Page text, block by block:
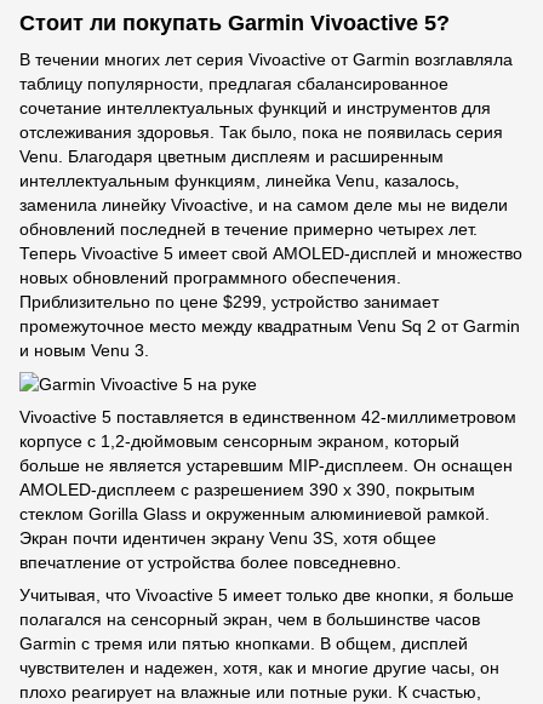
Стоит ли покупать Garmin Vivoactive 5?
В течении многих лет серия Vivoactive от Garmin возглавляла
таблицу популярности, предлагая сбалансированное
сочетание интеллектуальных функций и инструментов для
отслеживания здоровья. Так было, пока не появилась серия
Venu. Благодаря цветным дисплеям и расширенным
интеллектуальным функциям, линейка Venu, казалось,
заменила линейку Vivoactive, и на самом деле мы не видели
обновлений последней в течение примерно четырех лет.
Теперь Vivoactive 5 имеет свой AMOLED-дисплей и множество
новых обновлений программного обеспечения.
Приблизительно по цене $299, устройство занимает
промежуточное место между квадратным Venu Sq 2 от Garmin
и новым Venu 3.
Vivoactive 5 поставляется в единственном 42-миллиметровом
корпусе с 1,2-дюймовым сенсорным экраном, который
больше не является устаревшим MIP-дисплеем. Он оснащен
AMOLED-дисплеем с разрешением 390 x 390, покрытым
стеклом Gorilla Glass и окруженным алюминиевой рамкой.
Экран почти идентичен экрану Venu 3S, хотя общее
впечатление от устройства более повседневно.
Учитывая, что Vivoactive 5 имеет только две кнопки, я больше
полагался на сенсорный экран, чем в большинстве часов
Garmin с тремя или пятью кнопками. В общем, дисплей
чувствителен и надежен, хотя, как и многие другие часы, он
плохо реагирует на влажные или потные руки. К счастью,